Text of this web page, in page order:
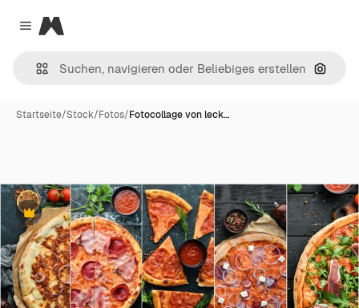
Close menu
Magnific
Nach
Startseite/Stock/Fotos/Fotocollage von leck…
Premium